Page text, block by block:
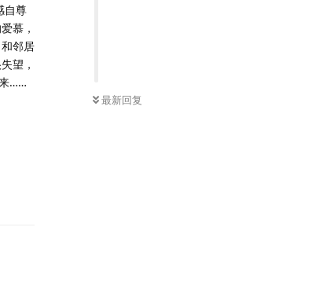
最新回复
自尊
慕，
邻居
望，
……